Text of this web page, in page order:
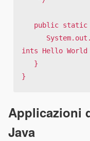
ints Hello World
}
Applicazioni
Java